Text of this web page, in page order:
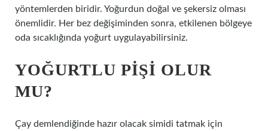
yöntemlerden biridir. Yoğurdun doğal ve şekersiz olması
önemlidir. Her bez değişiminden sonra, etkilenen bölgeye
oda sıcaklığında yoğurt uygulayabilirsiniz.
YOĞURTLU PIŞI OLUR
MU?
Çay demlendiğinde hazır olacak simidi tatmak için